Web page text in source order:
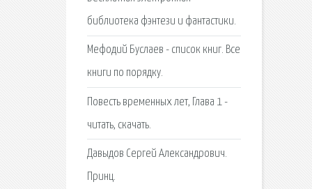
библиотека фэнтези и фантастики.
Мефодий Буслаев - список книг. Все
книги по порядку.
Повесть временных лет, Глава 1 -
читать, скачать.
Давыдов Сергей Александрович.
Принц.